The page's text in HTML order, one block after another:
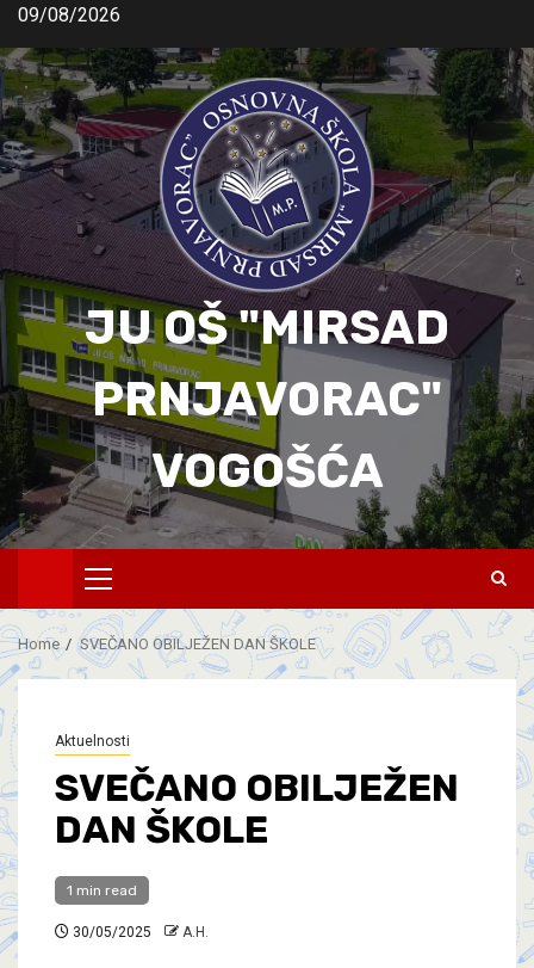
09/08/2026
JU OŠ "MIRSAD
PRNJAVORAC"
VOGOŠĆA
Home SVEČANO OBILJEŽEN DAN ŠKOLE
Aktuelnosti
SVEČANO OBILJEŽEN
DAN ŠKOLE
1 min read
30/05/2025 A.H.